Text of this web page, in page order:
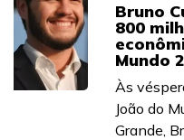
Bruno
800
Mundo
Às
João do
Grande,